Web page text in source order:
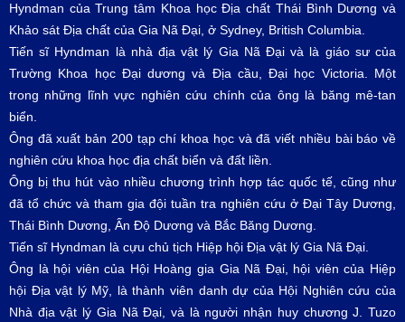
Hyndman của Trung tâm Khoa học Địa chất Thái Bình Dương và
Khảo sát Địa chất của Gia Nã Đại, ở Sydney, British Columbia.
Tiến sĩ Hyndman là nhà địa vật lý Gia Nã Đại và là giáo sư của
Trường Khoa học Đại dương và Địa cầu, Đại học Victoria. Một
trong những lĩnh vực nghiên cứu chính của ông là băng mê-tan
biển.
Ông đã xuất bản 200 tạp chí khoa học và đã viết nhiều bài báo về
nghiên cứu khoa học địa chất biển và đất liền.
Ông bị thu hút vào nhiều chương trình hợp tác quốc tế, cũng như
đã tổ chức và tham gia đội tuần tra nghiên cứu ở Đại Tây Dương,
Thái Bình Dương, Ấn Độ Dương và Bắc Băng Dương.
Tiến sĩ Hyndman là cựu chủ tịch Hiệp hội Địa vật lý Gia Nã Đại.
Ông là hội viên của Hội Hoàng gia Gia Nã Đại, hội viên của Hiệp
hội Địa vật lý Mỹ, là thành viên danh dự của Hội Nghiên cứu của
Nhà địa vật lý Gia Nã Đại, và là người nhận huy chương J. Tuzo